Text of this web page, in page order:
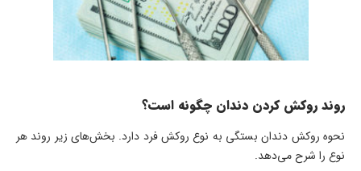
روند روکش کردن دندان چگونه است؟
نحوه روکش دندان بستگی به نوع روکش فرد دارد. بخش‌های زیر روند هر
نوع را شرح می‌دهد.